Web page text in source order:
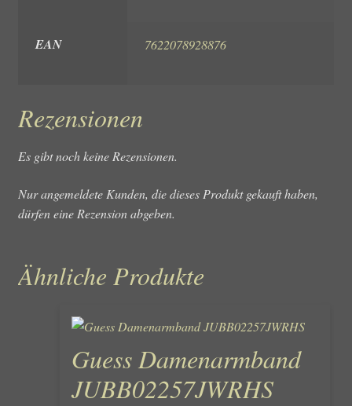
EAN 7622078928876
Rezensionen
Es gibt noch keine Rezensionen.
Nur angemeldete Kunden, die dieses Produkt gekauft haben,
dürfen eine Rezension abgeben.
Ähnliche Produkte
Guess Damenarmband
JUBB02257JWRHS